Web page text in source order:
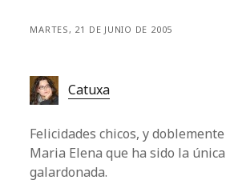
MARTES, 21 DE JUNIO DE 2005
Catuxa
Felicidades chicos, y
Maria Elena que ha sido la
galardonada.